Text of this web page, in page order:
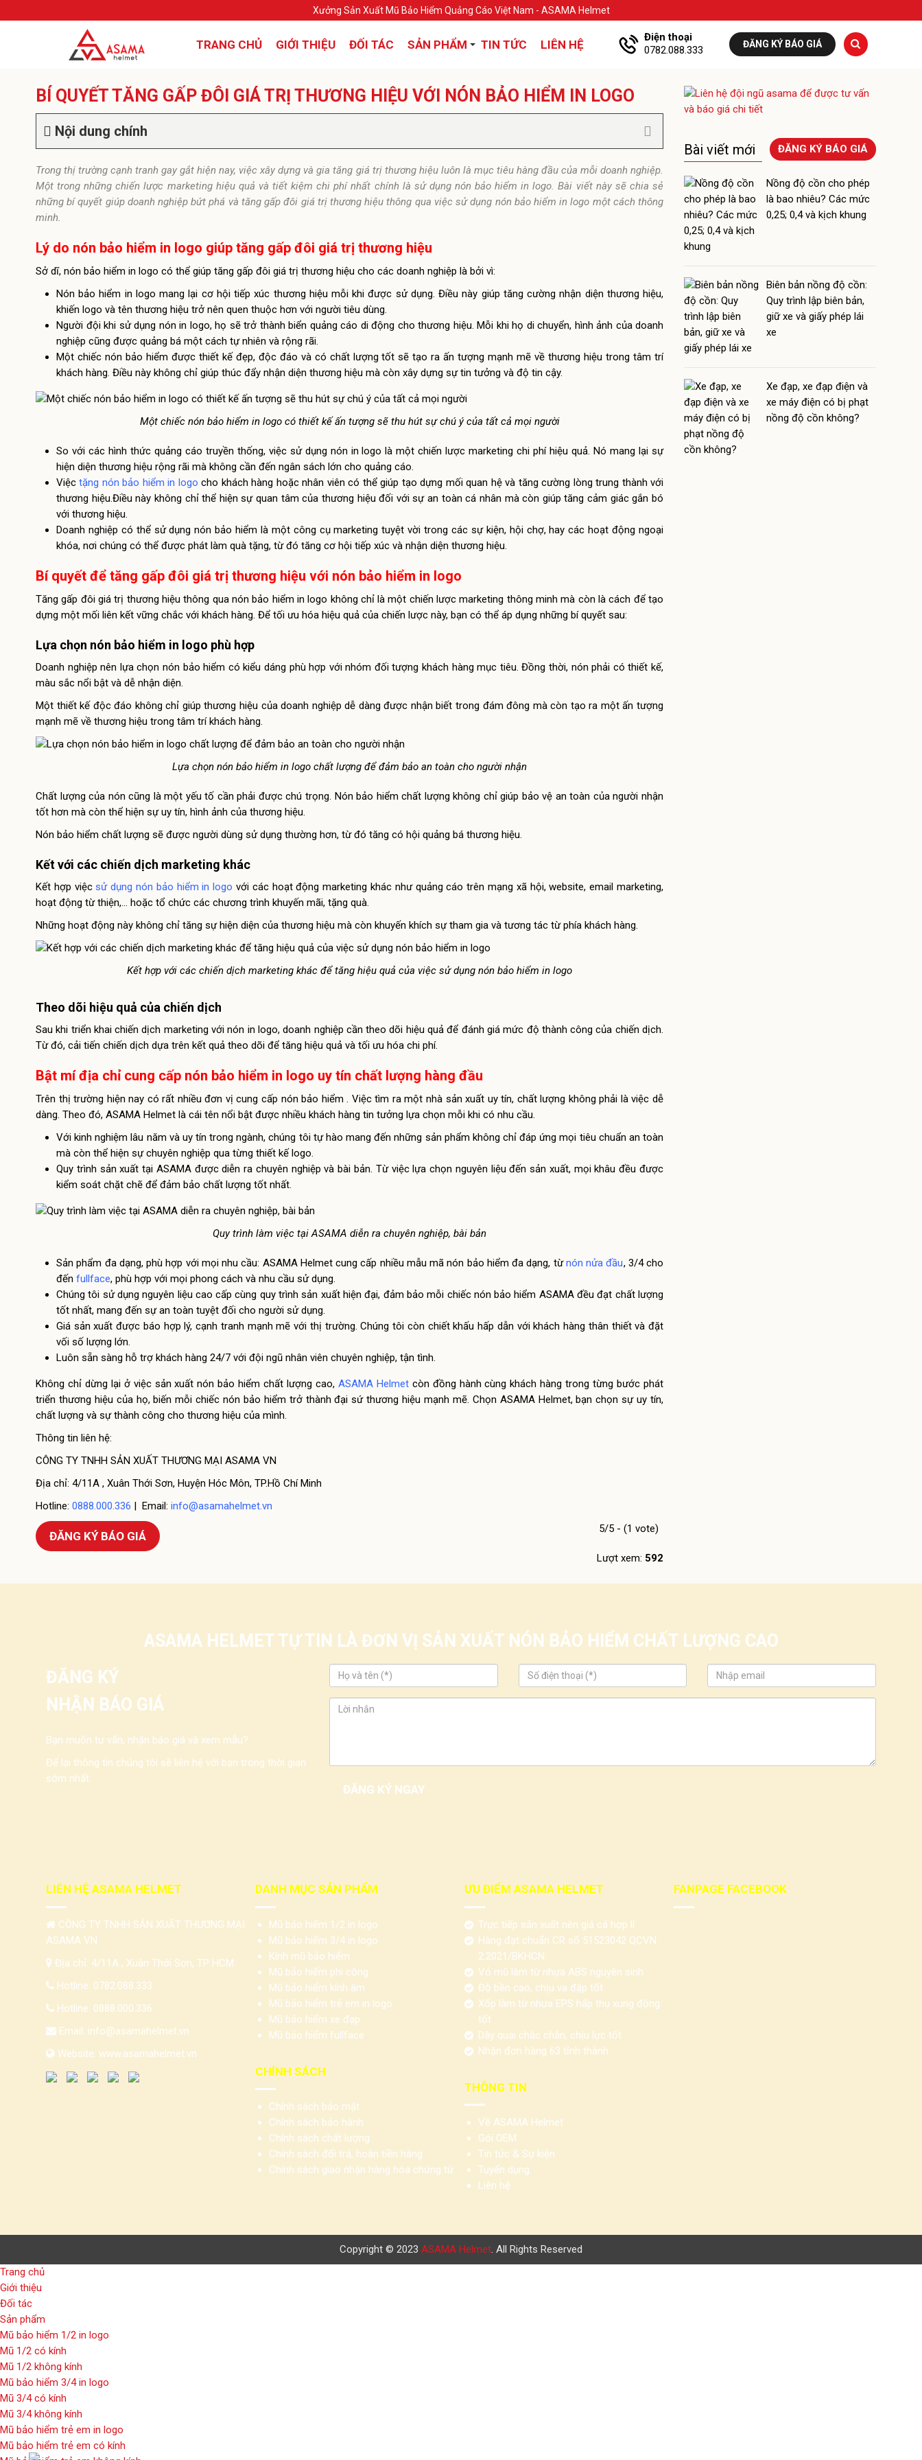
Xưởng Sản Xuất Mũ Bảo Hiểm Quảng Cáo Việt Nam - ASAMA Helmet
TRANG CHỦ GIỚI THIỆU ĐỐI TÁC SẢN PHẨM TIN TỨC LIÊN HỆ ĐĂNG KÝ BÁO GIÁ
Điện thoại
0782.088.333
BÍ QUYẾT TĂNG GẤP ĐÔI GIÁ TRỊ THƯƠNG HIỆU VỚI NÓN BẢO HIỂM IN LOGO
Nội dung chính
Trong thị trường cạnh tranh gay gắt hiện nay, việc xây dựng và gia tăng giá trị thương hiệu luôn là mục tiêu hàng đầu của mỗi doanh nghiệp.
Một trong những chiến lược marketing hiệu quả và tiết kiệm chi phí nhất chính là sử dụng nón bảo hiểm in logo. Bài viết này sẽ chia sẻ
những bí quyết giúp doanh nghiệp bứt phá và tăng gấp đôi giá trị thương hiệu thông qua việc sử dụng nón bảo hiểm in logo một cách thông
minh.
Lý do nón bảo hiểm in logo giúp tăng gấp đôi giá trị thương hiệu
Sở dĩ, nón bảo hiểm in logo có thể giúp tăng gấp đôi giá trị thương hiệu cho các doanh nghiệp là bởi vì:
Nón bảo hiểm in logo mang lại cơ hội tiếp xúc thương hiệu mỗi khi được sử dụng. Điều này giúp tăng cường nhận diện thương hiệu,
khiến logo và tên thương hiệu trở nên quen thuộc hơn với người tiêu dùng.
Người đội khi sử dụng nón in logo, họ sẽ trở thành biển quảng cáo di động cho thương hiệu. Mỗi khi họ di chuyển, hình ảnh của doanh
nghiệp cũng được quảng bá một cách tự nhiên và rộng rãi.
Một chiếc nón bảo hiểm được thiết kế đẹp, độc đáo và có chất lượng tốt sẽ tạo ra ấn tượng mạnh mẽ về thương hiệu trong tâm trí
khách hàng. Điều này không chỉ giúp thúc đẩy nhận diện thương hiệu mà còn xây dựng sự tin tưởng và độ tin cậy.
Một chiếc nón bảo hiểm in logo có thiết kế ấn tượng sẽ thu hút sự chú ý của tất cả mọi người
So với các hình thức quảng cáo truyền thống, việc sử dụng nón in logo là một chiến lược marketing chi phí hiệu quả. Nó mang lại sự
hiện diện thương hiệu rộng rãi mà không cần đến ngân sách lớn cho quảng cáo.
Việctặng nón bảo hiểm in logo cho khách hàng hoặc nhân viên có thể giúp tạo dựng mối quan hệ và tăng cường lòng trung thành với
thương hiệu.Điều này không chỉ thể hiện sự quan tâm của thương hiệu đối với sự an toàn cá nhân mà còn giúp tăng cảm giác gắn bó
với thương hiệu.
Doanh nghiệp có thể sử dụng nón bảo hiểm là một công cụ marketing tuyệt vời trong các sự kiện, hội chợ, hay các hoạt động ngoại
khóa, nơi chúng có thể được phát làm quà tặng, từ đó tăng cơ hội tiếp xúc và nhận diện thương hiệu.
Bí quyết để tăng gấp đôi giá trị thương hiệu với nón bảo hiểm in logo
Tăng gấp đôi giá trị thương hiệu thông qua nón bảo hiểm in logo không chỉ là một chiến lược marketing thông minh mà còn là cách để tạo
dựng một mối liên kết vững chắc với khách hàng. Để tối ưu hóa hiệu quả của chiến lược này, bạn có thể áp dụng những bí quyết sau:
Lựa chọn nón bảo hiểm in logo phù hợp
Doanh nghiệp nên lựa chọn nón bảo hiểm có kiểu dáng phù hợp với nhóm đối tượng khách hàng mục tiêu. Đồng thời, nón phải có thiết kế,
màu sắc nổi bật và dễ nhận diện.
Một thiết kế độc đáo không chỉ giúp thương hiệu của doanh nghiệp dễ dàng được nhận biết trong đám đông mà còn tạo ra một ấn tượng
mạnh mẽ về thương hiệu trong tâm trí khách hàng.
Lựa chọn nón bảo hiểm in logo chất lượng để đảm bảo an toàn cho người nhận
Chất lượng của nón cũng là một yếu tố cần phải được chú trọng. Nón bảo hiểm chất lượng không chỉ giúp bảo vệ an toàn của người nhận
tốt hơn mà còn thể hiện sự uy tín, hình ảnh của thương hiệu.
Nón bảo hiểm chất lượng sẽ được người dùng sử dụng thường hơn, từ đó tăng có hội quảng bá thương hiệu.
Kết với các chiến dịch marketing khác
Kết hợp việcsử dụng nón bảo hiểm in logo với các hoạt động marketing khác như quảng cáo trên mạng xã hội, website, email marketing,
hoạt động từ thiện,… hoặc tổ chức các chương trình khuyến mãi, tặng quà.
Những hoạt động này không chỉ tăng sự hiện diện của thương hiệu mà còn khuyến khích sự tham gia và tương tác từ phía khách hàng.
Kết hợp với các chiến dịch marketing khác để tăng hiệu quả của việc sử dụng nón bảo hiểm in logo
Theo dõi hiệu quả của chiến dịch
Sau khi triển khai chiến dịch marketing với nón in logo, doanh nghiệp cần theo dõi hiệu quả để đánh giá mức độ thành công của chiến dịch.
Từ đó, cải tiến chiến dịch dựa trên kết quả theo dõi để tăng hiệu quả và tối ưu hóa chi phí.
Bật mí địa chỉ cung cấp nón bảo hiểm in logo uy tín chất lượng hàng đầu
Trên thị trường hiện nay có rất nhiều đơn vị cung cấp nón bảo hiểm . Việc tìm ra một nhà sản xuất uy tín, chất lượng không phải là việc dễ
dàng. Theo đó, ASAMA Helmet là cái tên nổi bật được nhiều khách hàng tin tưởng lựa chọn mỗi khi có nhu cầu.
Với kinh nghiệm lâu năm và uy tín trong ngành, chúng tôi tự hào mang đến những sản phẩm không chỉ đáp ứng mọi tiêu chuẩn an toàn
mà còn thể hiện sự chuyên nghiệp qua từng thiết kế logo.
Quy trình sản xuất tại ASAMA được diễn ra chuyên nghiệp và bài bản. Từ việc lựa chọn nguyên liệu đến sản xuất, mọi khâu đều được
kiểm soát chặt chẽ để đảm bảo chất lượng tốt nhất.
Quy trình làm việc tại ASAMA diễn ra chuyên nghiệp, bài bản
Sản phẩm đa dạng, phù hợp với mọi nhu cầu: ASAMA Helmet cung cấp nhiều mẫu mã nón bảo hiểm đa dạng, từnón nửa đầu, 3/4 cho
đến fullface, phù hợp với mọi phong cách và nhu cầu sử dụng.
Chúng tôi sử dụng nguyên liệu cao cấp cùng quy trình sản xuất hiện đại, đảm bảo mỗi chiếc nón bảo hiểm ASAMA đều đạt chất lượng
tốt nhất, mang đến sự an toàn tuyệt đối cho người sử dụng.
Giá sản xuất được báo hợp lý, cạnh tranh mạnh mẽ với thị trường. Chúng tôi còn chiết khấu hấp dẫn với khách hàng thân thiết và đặt
vối số lượng lớn.
Luôn sẵn sàng hỗ trợ khách hàng 24/7 với đội ngũ nhân viên chuyên nghiệp, tận tình.
Không chỉ dừng lại ở việc sản xuất nón bảo hiểm chất lượng cao, ASAMA Helmetcòn đồng hành cùng khách hàng trong từng bước phát
triển thương hiệu của họ, biến mỗi chiếc nón bảo hiểm trở thành đại sứ thương hiệu mạnh mẽ. Chọn ASAMA Helmet, bạn chọn sự uy tín,
chất lượng và sự thành công cho thương hiệu của mình.
Thông tin liên hệ:
CÔNG TY TNHH SẢN XUẤT THƯƠNG MẠI ASAMA VN
Địa chỉ: 4/11A , Xuân Thới Sơn, Huyện Hóc Môn, TP.Hồ Chí Minh
Hotline: 0888.000.336 | Email: info@asamahelmet.vn
5/5 - (1 vote)
ĐĂNG KÝ BÁO GIÁ
Lượt xem: 592
Bài viết mới ĐĂNG KÝ BÁO GIÁ
Nồng độ cồn cho phép
là bao nhiêu? Các mức
0,25; 0,4 và kịch khung
Biên bản nồng độ cồn:
Quy trình lập biên bản,
giữ xe và giấy phép lái
xe
Xe đạp, xe đạp điện và
xe máy điện có bị phạt
nồng độ cồn không?
ASAMA HELMET TỰ TIN LÀ ĐƠN VỊ SẢN XUẤT NÓN BẢO HIỂM CHẤT LƯỢNG CAO
ĐĂNG KÝ
NHẬN BÁO GIÁ
Bạn muốn tư vấn, nhận báo giá và xem mẫu?
Để lại thông tin chúng tôi sẽ liên hệ với bạn trong thời gian
sớm nhất.
LIÊN HỆ ASAMA HELMET
CÔNG TY TNHH SẢN XUẤT THƯƠNG MẠI
ASAMA VN
Địa chỉ: 4/11A , Xuân Thới Sơn, TP HCM
Hotline: 0782.088.333
Hotline: 0888.000.336
Email: info@asamahelmet.vn
Website: www.asamahelmet.vn
DANH MỤC SẢN PHẨM
Mũ bảo hiểm 1/2 in logo
Mũ bảo hiểm 3/4 in logo
Kính mũ bảo hiểm
Mũ bảo hiểm phi công
Mũ bảo hiểm kính âm
Mũ bảo hiểm trẻ em in logo
Mũ bảo hiểm xe đạp
Mũ bảo hiểm fullface
CHÍNH SÁCH
Chính sách bảo mật
Chính sách bảo hành
Chính sách chất lượng
Chính sách đổi trả, hoàn tiền hàng
Chính sách giao nhận hàng hóa chứng từ
ƯU ĐIỂM ASAMA HELMET
Trực tiếp sản xuất nên giá cả hợp lí
Hàng đạt chuẩn CR số 51523042 QCVN
2:2021/BKHCN
Vỏ mũ làm từ nhựa ABS nguyên sinh
Độ bền cao, chịu va đập tốt
Xốp làm từ nhựa EPS hấp thụ xung động
tốt
Dây quai chắc chắn, chịu lực tốt
Nhận đơn hàng 63 tỉnh thành
THÔNG TIN
Về ASAMA Helmet
Gói OEM
Tin tức & Sự kiện
Tuyển dụng
Liên hệ
FANPAGE FACEBOOK
Copyright © 2023 ASAMA Helmet. All Rights Reserved
Trang chủ
Giới thiệu
Đối tác
Sản phẩm
Mũ bảo hiểm 1/2 in logo
Mũ 1/2 có kính
Mũ 1/2 không kính
Mũ bảo hiểm 3/4 in logo
Mũ 3/4 có kính
Mũ 3/4 không kính
Mũ bảo hiểm trẻ em in logo
Mũ bảo hiểm trẻ em có kính